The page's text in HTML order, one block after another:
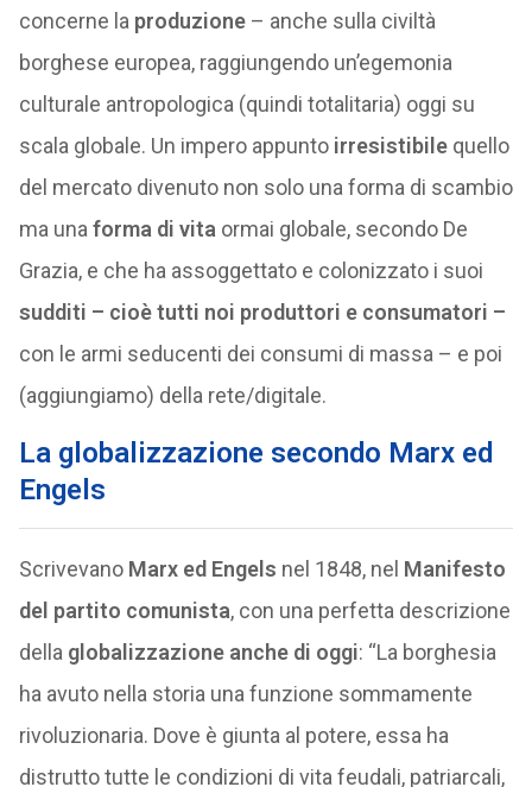
concerne la produzione– anche sulla civiltà
borghese europea, raggiungendo un’egemonia
culturale antropologica (quindi totalitaria) oggi su
scala globale. Un impero appunto irresistibilequello
del mercato divenuto non solo una forma di scambio
ma una forma di vita ormai globale, secondo De
Grazia, e che ha assoggettato e colonizzato i suoi
sudditi – cioè tutti noi produttori e consumatori –
con le armi seducenti dei consumi di massa – e poi
(aggiungiamo) della rete/digitale.
La globalizzazione secondo Marx ed
Engels
Scrivevano Marx ed Engels nel 1848, nel Manifesto
del partito comunista, con una perfetta descrizione
della globalizzazione anche di oggi: “La borghesia
ha avuto nella storia una funzione sommamente
rivoluzionaria. Dove è giunta al potere, essa ha
distrutto tutte le condizioni di vita feudali, patriarcali,